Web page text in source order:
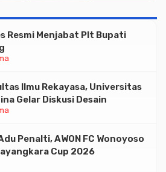
Resmi Menjabat Plt Bupati
Ilmu Rekayasa, Universitas
Gelar Diskusi Desain
Penalti, AWON FC Wonoyoso
Cup 2026